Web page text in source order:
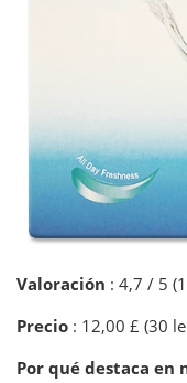
Valoración : 4,7 / 5
Precio : 12,00 £ (30
Por qué destaca en